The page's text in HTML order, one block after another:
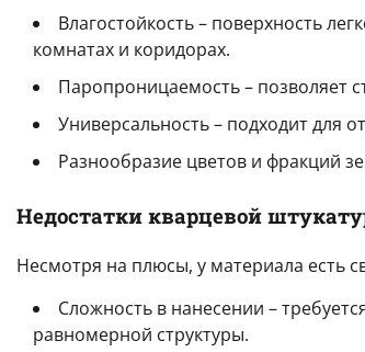
Влагостойкость – поверхность
комнатах и коридорах.
Паропроницаемость – позволяет
Универсальность – подходит для
Разнообразие цветов и фракций
Недостатки кварцевой
Несмотря на плюсы, у материала есть
Сложность в нанесении –
равномерной структуры.